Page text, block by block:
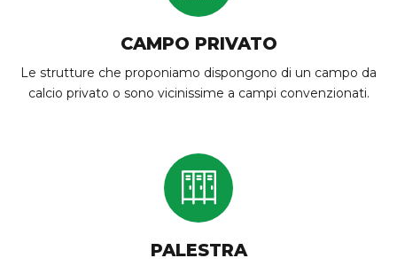
CAMPO PRIVATO
Le strutture che proponiamo dispongono di un campo da
calcio privato o sono vicinissime a campi convenzionati.
PALESTRA